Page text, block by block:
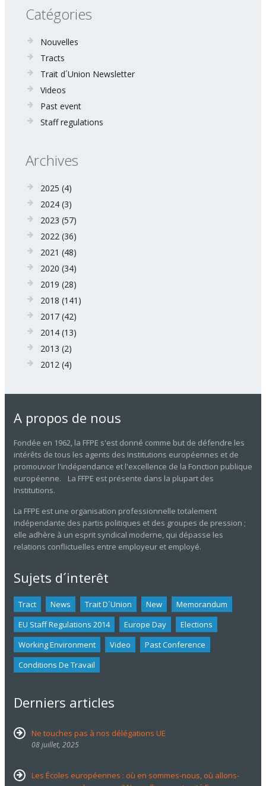
Catégories
Nouvelles
Tracts
Trait d´Union Newsletter
Videos
Past event
Staff regulations
Archives
2025 (4)
2024 (3)
2023 (57)
2022 (36)
2021 (48)
2020 (34)
2019 (28)
2018 (141)
2017 (42)
2014 (13)
2013 (2)
2012 (4)
A propos de nous
Fondée en 1962, la FFPE s'est donné comme but de défendre les
intérêts de tous les agents des Institutions européennes et de
promouvoir l'indépendance et l'excellence de la Fonction publique
européenne. La FFPE est présente dans la plupart des
Institutions.
La FFPE est une organisation professionnelle totalement
indépendante des partis politiques et des groupes de pression ;
elle adhère à un esprit syndical moderne, qui dépasse les
relations conflictuelles entre employeur et employé.
Sujets d´interêt
Tract News Trait D´union New
Memorandum
EU Staff Regulations 2014
Europe Day
Elections
Working Environment
Video
Past Conference
Conditions De Travail
Derniers articles
Ne touches pas à nos délégations UE
08 juillet, 2025
Les Écoles européennes : où en sommes-nous, où allons-